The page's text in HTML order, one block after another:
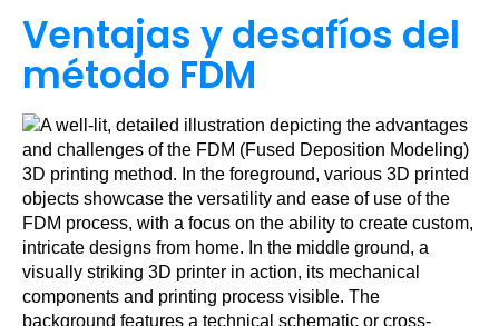
Ventajas y desafíos del
método FDM